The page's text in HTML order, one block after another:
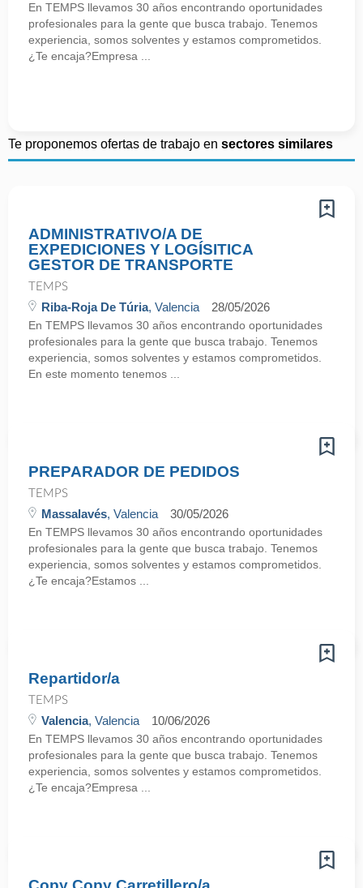
En TEMPS llevamos 30 años encontrando oportunidades
profesionales para la gente que busca trabajo. Tenemos
experiencia, somos solventes y estamos comprometidos.
¿Te encaja?Empresa ...
Te proponemos ofertas de trabajo en sectores similares
ADMINISTRATIVO/A DE
EXPEDICIONES Y LOGÍSITICA
GESTOR DE TRANSPORTE
TEMPS
Riba-Roja De Túria, Valencia 28/05/2026
En TEMPS llevamos 30 años encontrando oportunidades
profesionales para la gente que busca trabajo. Tenemos
experiencia, somos solventes y estamos comprometidos.
En este momento tenemos ...
PREPARADOR DE PEDIDOS
TEMPS
Massalavés, Valencia 30/05/2026
En TEMPS llevamos 30 años encontrando oportunidades
profesionales para la gente que busca trabajo. Tenemos
experiencia, somos solventes y estamos comprometidos.
¿Te encaja?Estamos ...
Repartidor/a
TEMPS
Valencia, Valencia 10/06/2026
En TEMPS llevamos 30 años encontrando oportunidades
profesionales para la gente que busca trabajo. Tenemos
experiencia, somos solventes y estamos comprometidos.
¿Te encaja?Empresa ...